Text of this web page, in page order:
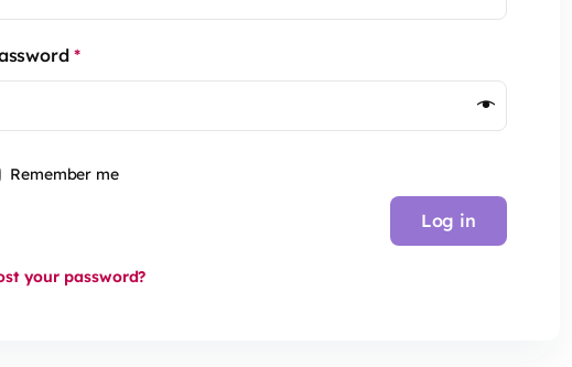
*
Remember me
Log in
your password?